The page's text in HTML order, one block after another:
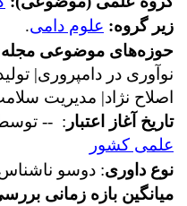
زیر گروه: علوم دامی.
حوزه‌های موضوعی مجله
نوآوری در دامپروری|
اصلاح نژاد| مدیریت
تاریخ آغاز اعتبار : --
علمی کشور
نوع داوری: دوسو
میانگین بازه زمانی